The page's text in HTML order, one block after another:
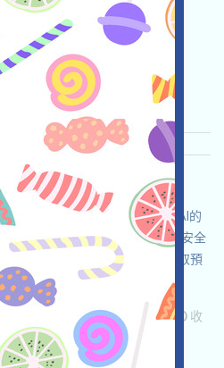
ETH/ERC/EVM
收录时间:
★★★★4.0 查阅详情
Point 语言：
進行Retrodrop活動，這是一個AI的
开活动页面，在自行確保並自負安全
包，與該AI互動，積纍Points奪取預
ETH/ERC/EVM Mail 邀请
收
15
2.9 查阅详情